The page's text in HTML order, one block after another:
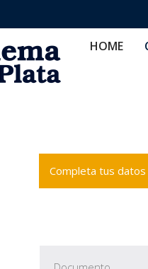
HOME
Completa tus datos